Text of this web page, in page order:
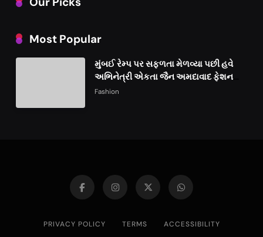
Most Popular
મુંબઈ રેમ્પ પર સફળતા મેળવ્યા પછી હવે
અભિનેત્રી એકતા જૈન અમદાવાદ ફેશન
વીકમાં પોતાની પ્રતિભા પ્રદર્શિત કરશે
Fashion
PRIVACY POLICY TERMS ACCESSIBILITY